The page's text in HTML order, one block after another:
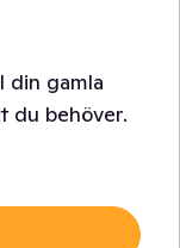
din gamla
du behöver.